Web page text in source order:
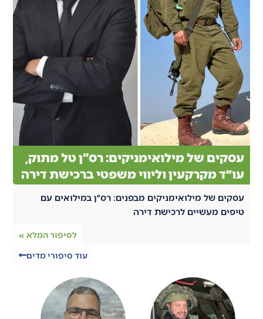
עסקים של מילואימניקים: רס"ן טל מתוק,
עו״ד מקרקעין וליווי משפטי ברכישת דירה
עסקים של מילואימניקים מבפנים: רס״ן במילואים עם
טיפים מעשיים לרכישת דירה
לסיפור המלא »
עוד סיפורי מדים